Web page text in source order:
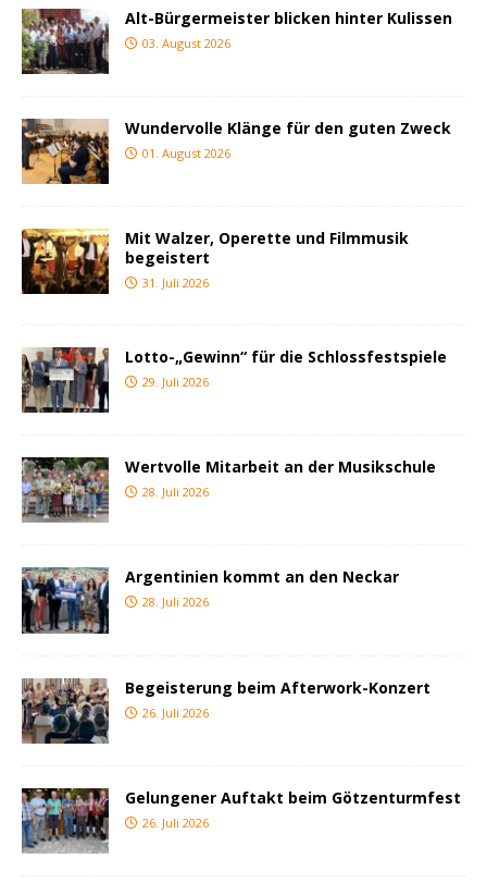
Alt-Bürgermeister blicken hinter Kulissen
03. August 2026
Wundervolle Klänge für den guten Zweck
01. August 2026
Mit Walzer, Operette und Filmmusik
begeistert
31. Juli 2026
Lotto-„Gewinn“ für die Schlossfestspiele
29. Juli 2026
Wertvolle Mitarbeit an der Musikschule
28. Juli 2026
Argentinien kommt an den Neckar
28. Juli 2026
Begeisterung beim Afterwork-Konzert
26. Juli 2026
Gelungener Auftakt beim Götzenturmfest
26. Juli 2026